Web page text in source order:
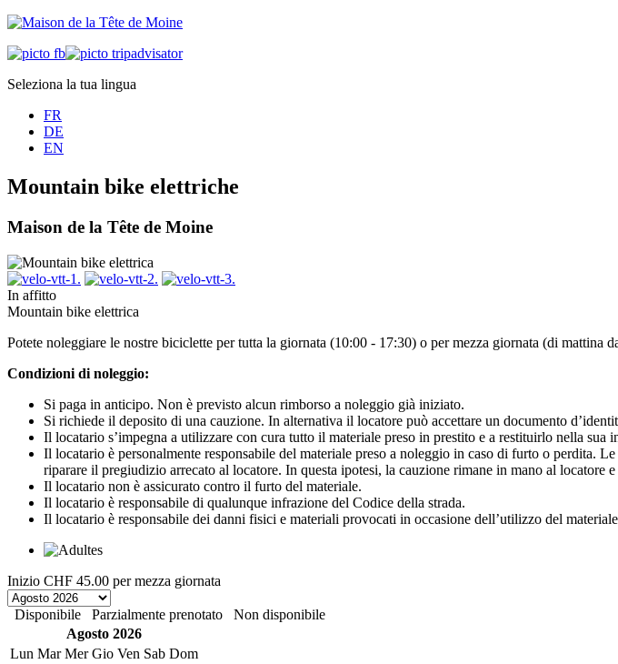
Seleziona la tua lingua
FR
DE
EN
Mountain bike elettriche
Maison de la Tête de Moine
In affitto
Mountain bike elettrica
Potete noleggiare le nostre biciclette per tutta la giornata (10:00 - 17:30) o per mezza giornata (di
Condizioni di noleggio:
Si paga in anticipo. Non è previsto alcun rimborso a noleggio già iniziato.
Si richiede il deposito di una cauzione. In alternativa il locatore può accettare un documento
Il locatario s’impegna a utilizzare con cura tutto il materiale preso in prestito e a restituirlo nella sua
Il locatario è personalmente responsabile del materiale preso a noleggio in caso di furto o perdita.
riparare il pregiudizio arrecato al locatore. In questa ipotesi, la cauzione rimane in mano al locatore
Il locatario non è assicurato contro il furto del materiale.
Il locatario è responsabile di qualunque infrazione del Codice della strada.
Il locatario è responsabile dei danni fisici e materiali provocati in occasione dell’utilizzo del
Inizio CHF 45.00 per mezza giornata
Disponibile Parzialmente prenotato
Non disponibile
Agosto 2026
Lun Mar Mer Gio Ven Sab Dom